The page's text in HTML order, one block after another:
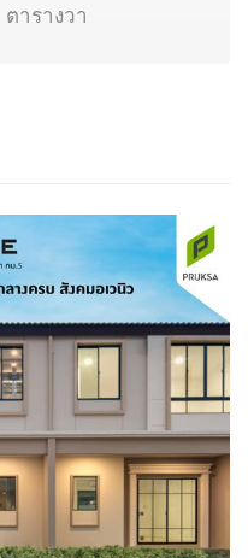
ตารางวา